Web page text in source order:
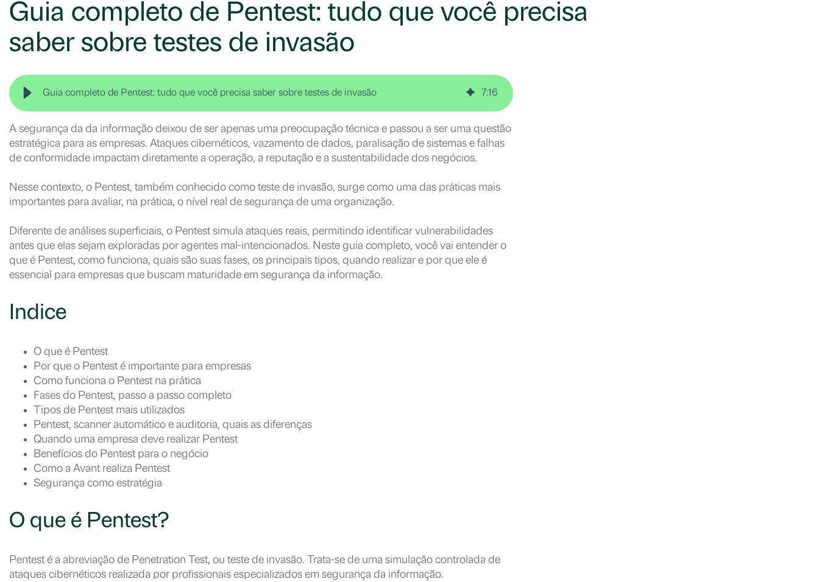
Guia completo de Pentest: tudo que você precisa
saber sobre testes de invasão
Guia completo de Pentest: tudo que você precisa saber sobre testes de invasão 7:16
A segurança da da informação deixou de ser apenas uma preocupação técnica e passou a ser uma questão
estratégica para as empresas. Ataques cibernéticos, vazamento de dados, paralisação de sistemas e falhas
de conformidade impactam diretamente a operação, a reputação e a sustentabilidade dos negócios.
Nesse contexto, o Pentest, também conhecido como teste de invasão, surge como uma das práticas mais
importantes para avaliar, na prática, o nível real de segurança de uma organização.
Diferente de análises superficiais, o Pentest simula ataques reais, permitindo identificar vulnerabilidades
antes que elas sejam exploradas por agentes mal-intencionados. Neste guia completo, você vai entender o
que é Pentest, como funciona, quais são suas fases, os principais tipos, quando realizar e por que ele é
essencial para empresas que buscam maturidade em segurança da informação.
Indice
O que é Pentest
Por que o Pentest é importante para empresas
Como funciona o Pentest na prática
Fases do Pentest, passo a passo completo
Tipos de Pentest mais utilizados
Pentest, scanner automático e auditoria, quais as diferenças
Quando uma empresa deve realizar Pentest
Benefícios do Pentest para o negócio
Como a Avant realiza Pentest
Segurança como estratégia
O que é Pentest?
Pentest é a abreviação de Penetration Test, ou teste de invasão. Trata-se de uma simulação controlada de
ataques cibernéticos realizada por profissionais especializados em segurança da informação.